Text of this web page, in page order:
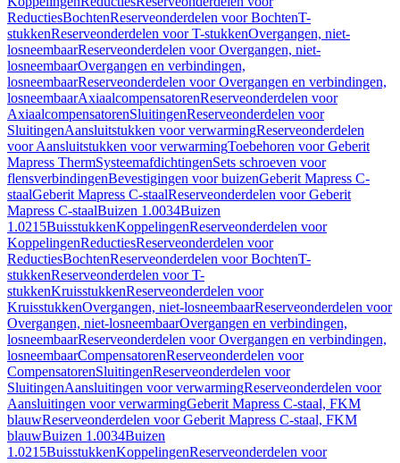
ReductiesBochtenReserveonderdelen voor BochtenT-
stukkenReserveonderdelen voor T-stukkenOvergangen, niet-
losneembaarReserveonderdelen voor Overgangen, niet-
losneembaarOvergangen en verbindingen,
losneembaarReserveonderdelen voor Overgangen en verbindingen,
losneembaarAxiaalcompensatorenReserveonderdelen voor
AxiaalcompensatorenSluitingenReserveonderdelen voor
SluitingenAansluitstukken voor verwarmingReserveonderdelen
voor Aansluitstukken voor verwarmingToebehoren voor Geberit
Mapress ThermSysteemafdichtingenSets schroeven voor
flensverbindingenBevestigingen voor buizenGeberit Mapress C-
staalGeberit Mapress C-staalReserveonderdelen voor Geberit
Mapress C-staalBuizen 1.0034Buizen
1.0215BuisstukkenKoppelingenReserveonderdelen voor
KoppelingenReductiesReserveonderdelen voor
ReductiesBochtenReserveonderdelen voor BochtenT-
stukkenReserveonderdelen voor T-
stukkenKruisstukkenReserveonderdelen voor
KruisstukkenOvergangen, niet-losneembaarReserveonderdelen voor
Overgangen, niet-losneembaarOvergangen en verbindingen,
losneembaarReserveonderdelen voor Overgangen en verbindingen,
losneembaarCompensatorenReserveonderdelen voor
CompensatorenSluitingenReserveonderdelen voor
SluitingenAansluitingen voor verwarmingReserveonderdelen voor
Aansluitingen voor verwarmingGeberit Mapress C-staal, FKM
blauwReserveonderdelen voor Geberit Mapress C-staal, FKM
blauwBuizen 1.0034Buizen
1.0215BuisstukkenKoppelingenReserveonderdelen voor